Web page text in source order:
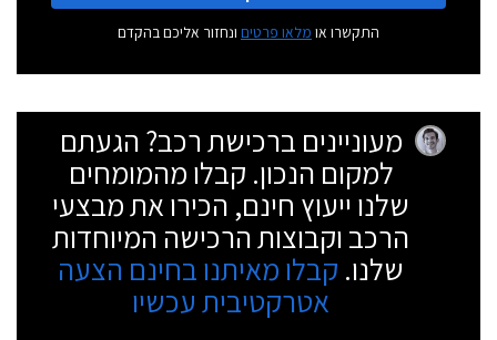
התקשרו או מלאו פרטים ונחזור אליכם בהקדם
מעוניינים ברכישת רכב? הגעתם
למקום הנכון. קבלו מהמומחים
שלנו ייעוץ חינם, הכירו את מבצעי
הרכב וקבוצות הרכישה המיוחדות
שלנו. קבלו מאיתנו בחינם הצעה
אטרקטיבית עכשיו